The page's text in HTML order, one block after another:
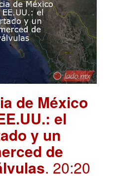
de México
el
y un
de
. 20:20